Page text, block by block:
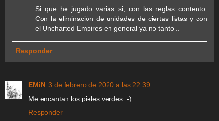
Si que he jugado varias si, con las reglas contento.
Con la eliminación de unidades de ciertas listas y con
el Uncharted Empires en general ya no tanto...
Responder
EMiN 3 de febrero de 2020 a las 22:39
Me encantan los pieles verdes :-)
Responder